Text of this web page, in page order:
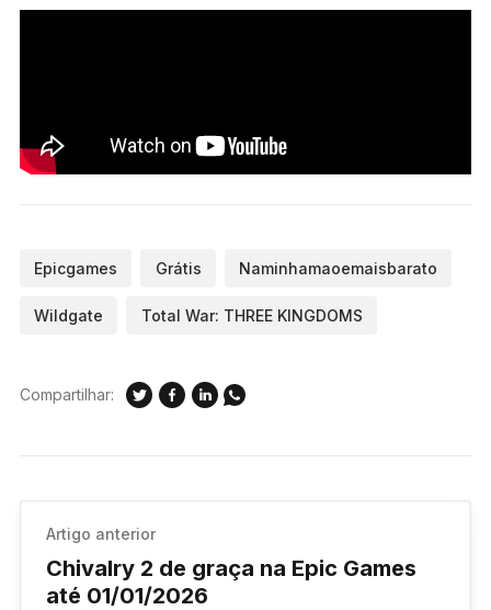
Epicgames Grátis Naminhamaoemaisbarato
Wildgate Total War: THREE KINGDOMS
Compartilhar:
Artigo anterior
Chivalry 2 de graça na Epic Games
até 01/01/2026